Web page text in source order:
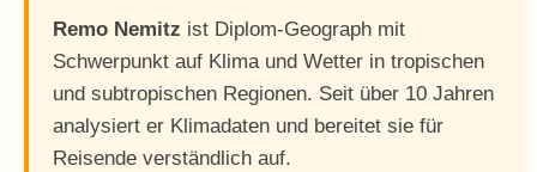
Remo Nemitz ist Diplom-Geograph mit
Schwerpunkt auf Klima und Wetter in tropischen
und subtropischen Regionen. Seit über 10 Jahren
analysiert er Klimadaten und bereitet sie für
Reisende verständlich auf.